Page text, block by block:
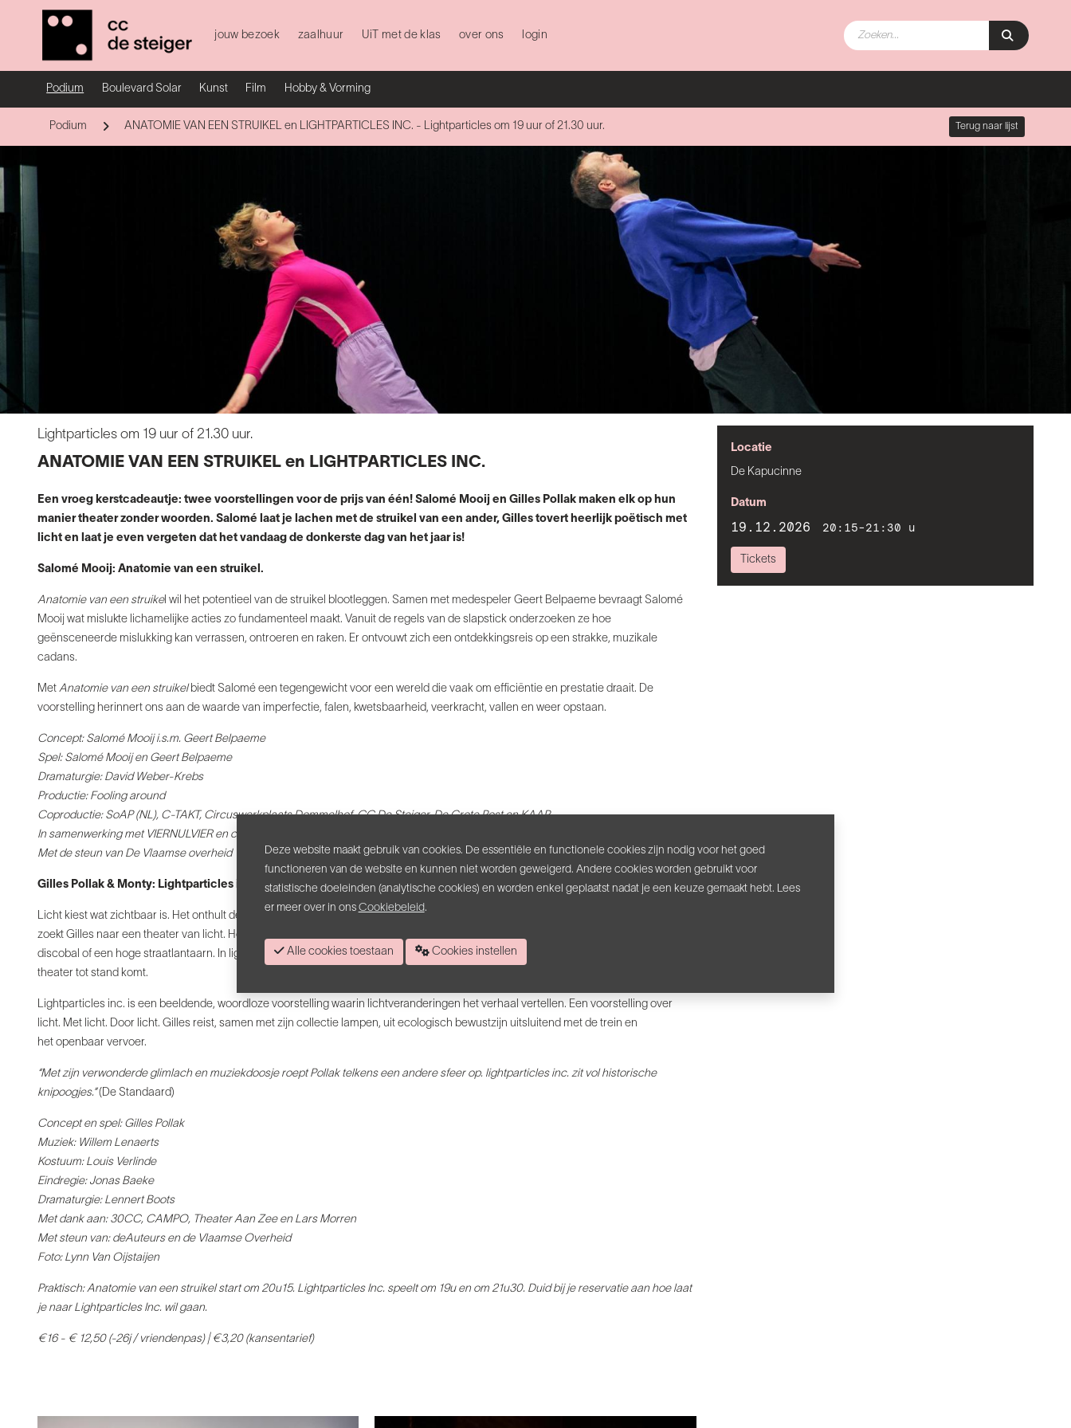
jouw bezoek zaalhuur UiT met de klas over ons login
Podium Boulevard Solar Kunst Film Hobby & Vorming
Podium ANATOMIE VAN EEN STRUIKEL en LIGHTPARTICLES INC. - Lightparticles om 19 uur of 21.30 uur. Terug naar lijst
Lightparticles om 19 uur of 21.30 uur.
ANATOMIE VAN EEN STRUIKEL en LIGHTPARTICLES INC.
Een vroeg kerstcadeautje: twee voorstellingen voor de prijs van één! Salomé Mooij en Gilles Pollak maken elk op hun
manier theater zonderwoorden. Salomé laat je lachen met de struikel van een ander, Gilles tovert heerlijk poëtisch met
licht en laat je even vergeten dat het vandaag de donkerste dag van het jaar is!
Salomé Mooij: Anatomie van een struikel.
Anatomie van een struikel wil het potentieel van de struikel blootleggen. Samen met medespeler Geert Belpaeme bevraagt Salomé
Mooij wat mislukte
lichamelijke acties zo fundamenteel maakt. Vanuit de regels van de slapstick onderzoeken ze hoe
geënsceneerde mislukking kan verrassen, ontroeren en raken. Er ontvouwt zich een ontdekkingsreis op een strakke, muzikale
cadans.
Met Anatomie van een struikel biedt Salomé een tegengewicht voor een wereld die vaak om efficiëntie en prestatie draait. De
voorstelling herinnert ons aan de waarde van imperfectie, falen, kwetsbaarheid, veerkracht, vallen en weer opstaan.
Concept: Salomé Mooij i.s.m. Geert Belpaeme
Spel: Salomé Mooij en Geert Belpaeme
Dramaturgie: David Weber-Krebs
Productie: Fooling around
Coproductie: SoAP (NL), C-TAKT, Circuswerkplaats Dommelhof, CC De Steiger, De Grote Posten KAAP
In samenwerking met VIERNULVIER en c o r s o
Met de steun van De Vlaamse overheid
Gilles Pollak & Monty: Lightparticles inc.
Licht kiest wat zichtbaar is. Het onthult de ruimte of laat
zoekt Gilles naar een theater van
licht. Hoe kan je spelen met verschillende soorten licht?
discobal of een hoge straatlantaarn. In lightparticles inc. wordt door het spelen met licht een glimp gegeven van hoe de magie
theater tot stand komt.
Lightparticles inc. is een beeldende, woordloze voorstelling waarin lichtveranderingen het verhaal vertellen. Een voorstelling over
licht. Met licht. Door licht. Gilles reist, samen met zijn collectie lampen, uit ecologisch bewustzijn uitsluitend met de trein en
het openbaar vervoer.
“Met zijn verwonderde glimlach en muziekdoosje roeptPollak telkens een andere sfeer op. lightparticles inc. zit vol historische
knipoogjes.”(De Standaard)
Concept en spel: Gilles Pollak
Muziek: Willem Lenaerts
Kostuum: Louis Verlinde
Eindregie: Jonas Baeke
Dramaturgie: Lennert Boots
Met dank aan: 30CC, CAMPO, Theater Aan Zee en Lars Morren
Met steun van: deAuteurs en de Vlaamse Overheid
Foto: Lynn Van Oijstaijen
Praktisch: Anatomie van een struikel start om 20u15. Lightparticles Inc. speelt om 19u en om 21u30. Duid bij je reservatie aan hoe laat
je naar Lightparticles Inc. wil gaan.
€16 - € 12,50 (-26j / vriendenpas) | €3,20 (kansentarief)
Locatie
De Kapucinne
Datum
19.12.2026 20:15-21:30 u
Tickets
Deze website maakt gebruik van cookies. De essentiële en functionele cookies zijn nodig voor het goed
functioneren van de website en kunnen niet worden geweigerd. Andere cookies worden gebruikt voor
statistische doeleinden (analytische cookies) en worden enkel geplaatst nadat je een keuze gemaakt hebt. Lees
er meer over in ons Cookiebeleid.
Alle cookies toestaan Cookies instellen